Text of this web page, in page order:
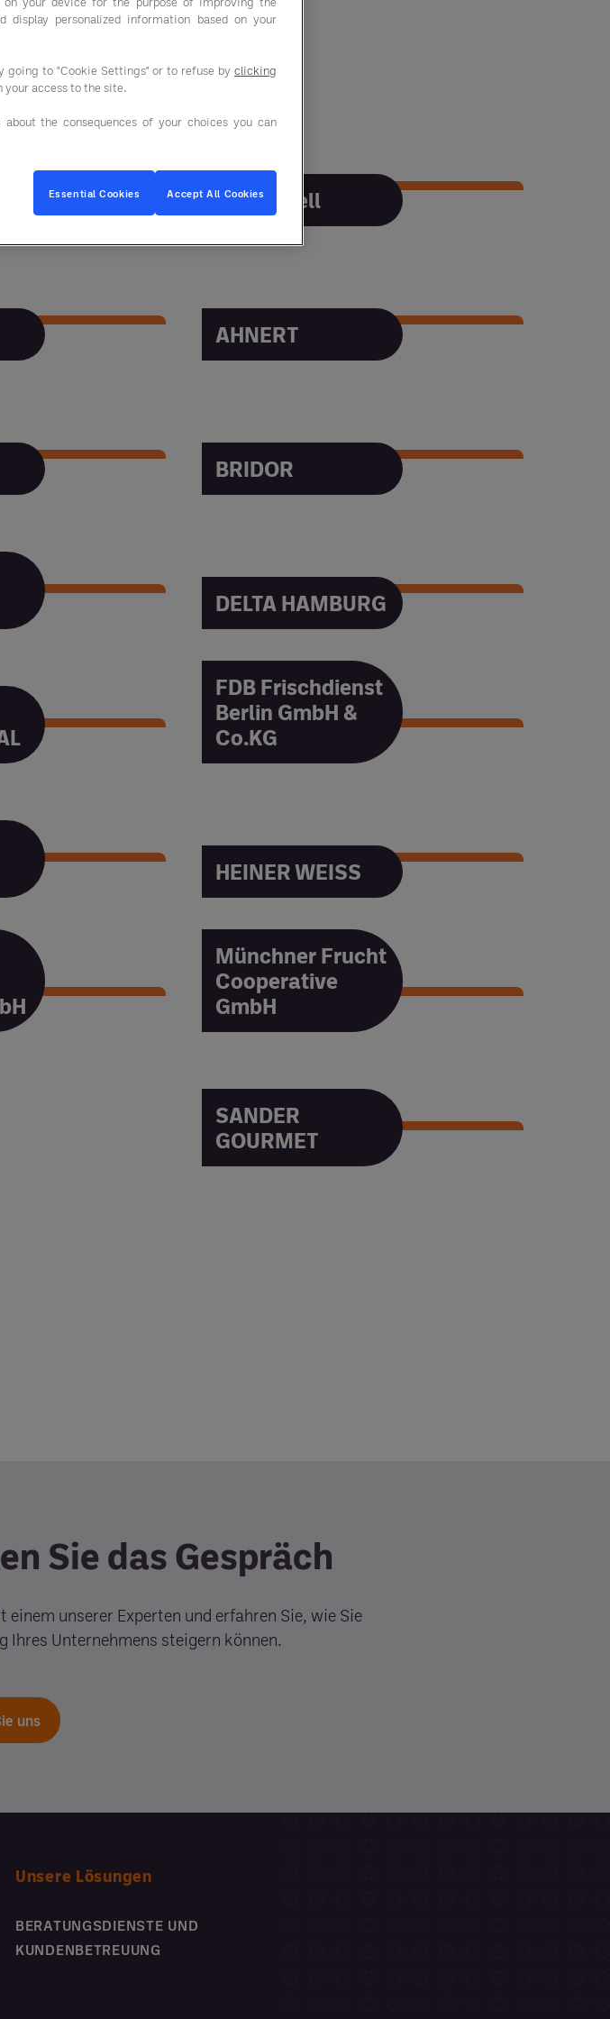
Dr. Schnell
AHNERT
BRIDOR
DELTA HAMBURG
DELTA HAMBURG
FDB Frischdienst
Berlin GmbH &
Co.KG
HEINER WEISS
HEINER WEISS
Münchner Frucht
Cooperative
GmbH
SANDER
GOURMET
Sie das Gespräch
einem unserer Experten und erfahren Sie, wie Sie
Ihres Unternehmens steigern können.
uns
Unsere Lösungen
BERATUNGSDIENSTE UND
KUNDENBETREUUNG
personalized information based on your
going to "Cookie Settings" or to refuse by clicking
your access to the site.
the consequences of your choices you can
Essential Cookies Accept All Cookies